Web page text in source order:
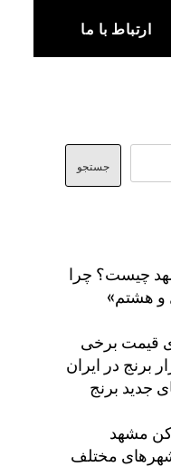
ارتباط با ما
جستجو
چیست؟ چرا
و هشتم»
قیمت برخی
برنج در ایران
جدید برنج
مشهد
مختلف